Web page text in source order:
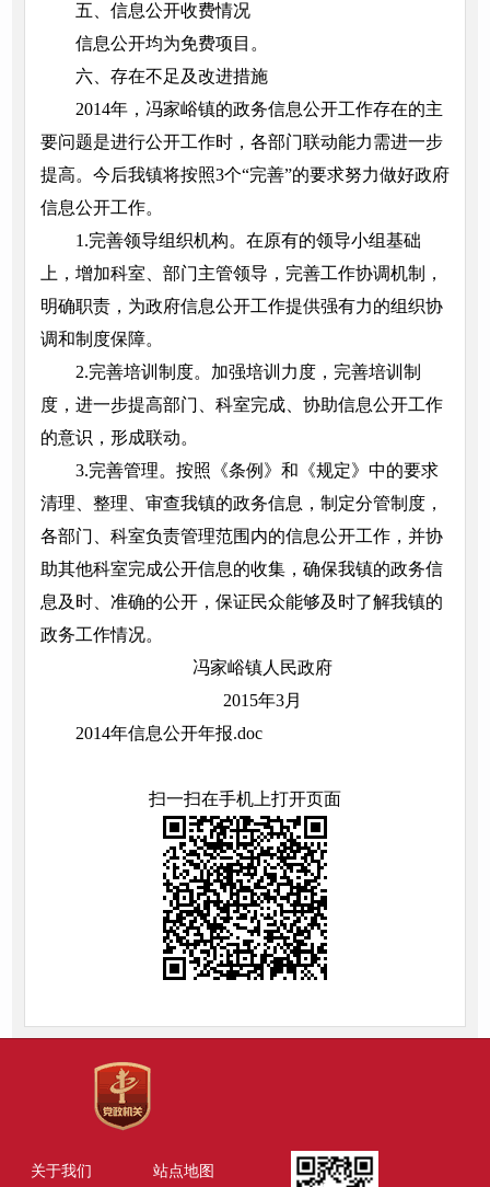
五、信息公开收费情况
信息公开均为免费项目。
六、存在不足及改进措施
2014年，冯家峪镇的政务信息公开工作存在的主
要问题是进行公开工作时，各部门联动能力需进一步
提高。今后我镇将按照3个“完善”的要求努力做好政府
信息公开工作。
1.完善领导组织机构。在原有的领导小组基础
上，增加科室、部门主管领导，完善工作协调机制，
明确职责，为政府信息公开工作提供强有力的组织协
调和制度保障。
2.完善培训制度。加强培训力度，完善培训制
度，进一步提高部门、科室完成、协助信息公开工作
的意识，形成联动。
3.完善管理。按照《条例》和《规定》中的要求
清理、整理、审查我镇的政务信息，制定分管制度，
各部门、科室负责管理范围内的信息公开工作，并协
助其他科室完成公开信息的收集，确保我镇的政务信
息及时、准确的公开，保证民众能够及时了解我镇的
政务工作情况。
冯家峪镇人民政府
2015年3月
2014年信息公开年报.doc
扫一扫在手机上打开页面
关于我们 站点地图